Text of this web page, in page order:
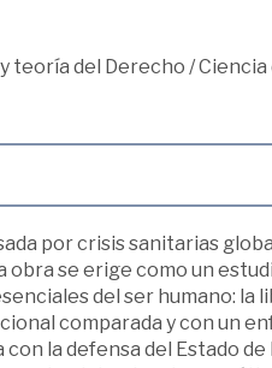
teoría del Derecho /Ciencia
por crisis sanitarias
obra se erige como un
del ser humano: la
comparada y con un
la defensa del Estado